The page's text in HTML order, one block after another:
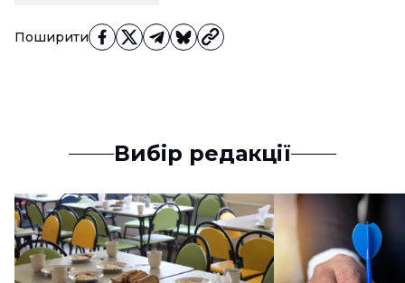
Поширити
Вибір редакції